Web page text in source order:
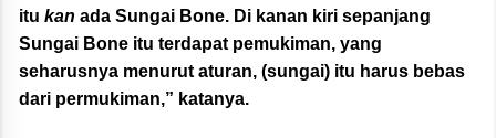
itu kan ada Sungai Bone. Di kanan kiri sepanjang
Sungai Bone itu terdapat pemukiman, yang
seharusnya menurut aturan, (sungai) itu harus bebas
dari permukiman,” katanya.